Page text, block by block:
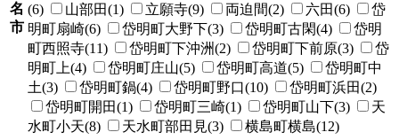
名
市
(6)
山部田(1) 立願寺(9) 両迫間(2) 六田(6)
岱
明町扇崎(6)
岱明町大野下(3) 岱明町古閑(4)
岱明
町西照寺(11)
岱明町下沖洲(2) 岱明町下前原(3)
岱
明町上(4)
岱明町庄山(5) 岱明町高道(5)
岱明町中
土(3)
岱明町鍋(4) 岱明町野口(10)
岱明町浜田(2)
岱明町開田(1)
岱明町三崎(1) 岱明町山下(3)
天
水町小天(8)
天水町部田見(3) 横島町横島(12)